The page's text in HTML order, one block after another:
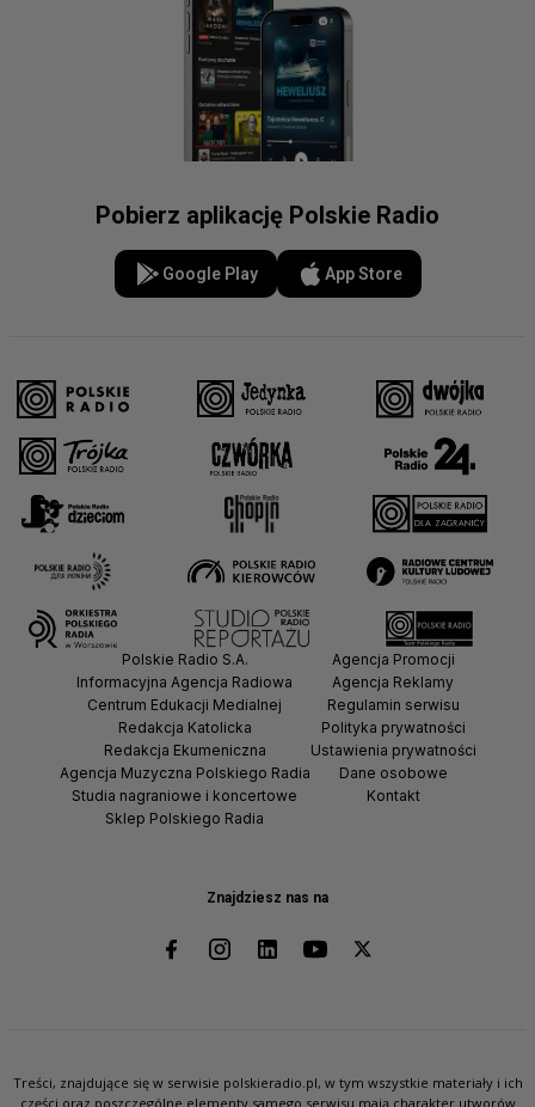
Pobierz aplikację Polskie Radio
Google Play App Store
Znajdziesz nas na
Polskie Radio S.A.
Informacyjna Agencja Radiowa
Centrum Edukacji Medialnej
Redakcja Katolicka
Redakcja Ekumeniczna
Agencja Muzyczna Polskiego Radia
Studia nagraniowe i koncertowe
Sklep Polskiego Radia
Agencja Promocji
Agencja Reklamy
Regulamin serwisu
Polityka prywatności
Ustawienia prywatności
Dane osobowe
Kontakt
Treści, znajdujące się w serwisie polskieradio.pl, w tym wszystkie materiały i ich
części oraz poszczególne elementy samego serwisu mają charakter utworów